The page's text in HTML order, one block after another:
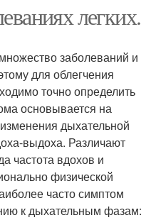
легких.
заболеваний и
для облегчения
точно определить
основывается на
дыхательной
выдоха. Различают
частота вдохов и
физической
часто симптом
к дыхательным фазам: